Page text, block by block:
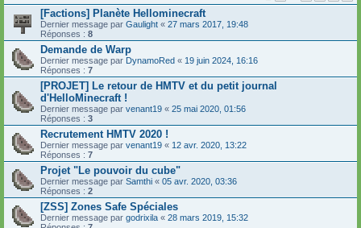
[Factions] Planète Hellominecraft
Dernier message par Gaulight « 27 mars 2017, 19:48
Réponses : 8
Demande de Warp
Dernier message par DynamoRed « 19 juin 2024, 16:16
Réponses : 7
[PROJET] Le retour de HMTV et du petit journal
d'HelloMinecraft !
Dernier message par venant19 « 25 mai 2020, 01:56
Réponses : 3
Recrutement HMTV 2020 !
Dernier message par venant19 « 12 avr. 2020, 13:22
Réponses : 7
Projet "Le pouvoir du cube"
Dernier message par Samthi « 05 avr. 2020, 03:36
Réponses : 2
[ZSS] Zones Safe Spéciales
Dernier message par godrixila « 28 mars 2019, 15:32